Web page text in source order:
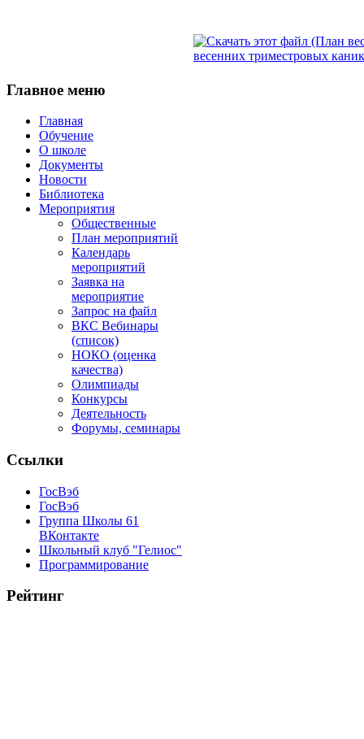
весенних триместровых
Главное меню
Главная
Обучение
О школе
Документы
Новости
Библиотека
Мероприятия
Общественные
План мероприятий
Календарь
мероприятий
Заявка на
мероприятие
Запрос на файл
ВКС Вебинары
(список)
НОКО (оценка
качества)
Олимпиады
Конкурсы
Деятельность
Форумы, семинары
Ссылки
ГосВэб
ГосВэб
Группа Школы 61
ВКонтакте
Школьный клуб "Гелиос"
Программирование
Рейтинг